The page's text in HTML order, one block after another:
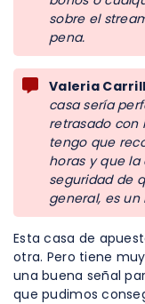
sobre el
pena.
Valeria
casa sería
retrasado con
tengo que
horas y que
seguridad de
general, es
Esta casa de
otra. Pero tiene
una buena señal
que pudimos